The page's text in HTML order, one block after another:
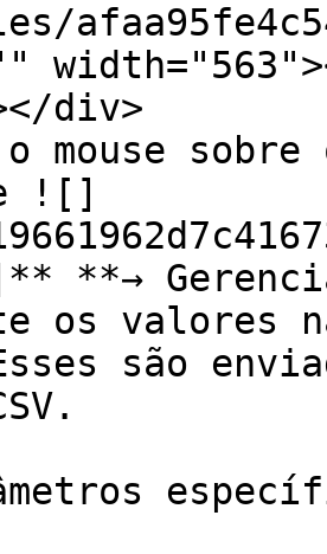
div>
mouse
![]
**→
são